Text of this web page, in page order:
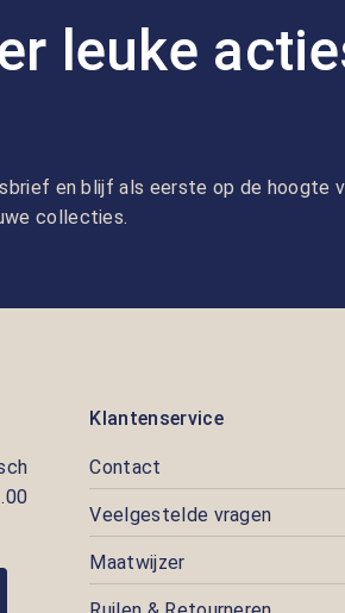
leuke
en blijf als eerste op de hoogte
collecties.
Klantenservice
Contact
Veelgestelde vragen
Maatwijzer